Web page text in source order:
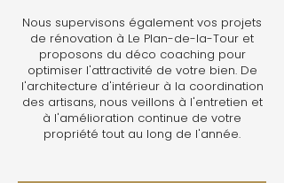
Nous supervisons également vos projets
de rénovation à Le Plan-de-la-Tour et
proposons du déco coaching pour
optimiser l'attractivité de votre bien. De
l'architecture d'intérieur à la coordination
des artisans, nous veillons à l'entretien et
à l'amélioration continue de votre
propriété tout au long de l'année.